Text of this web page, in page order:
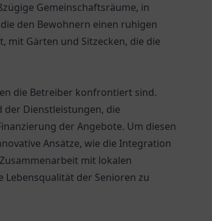
Gemeinschaftsräume, in
den Bewohnern einen ruhigen
mit Gärten und Sitzecken, die die
die Betreiber konfrontiert sind.
der Dienstleistungen, die
der Angebote. Um diesen
Ansätze, wie die Integration
mit lokalen
Lebensqualität der Senioren zu